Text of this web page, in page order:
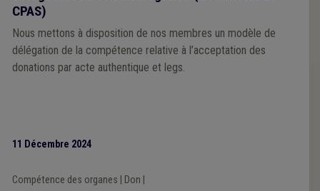
CPAS)
Nous mettons à disposition de nos membres un modèle de
délégation de la compétence relative à l’acceptation des
donations par acte authentique et legs.
11 Décembre 2024
Compétence des organes Don